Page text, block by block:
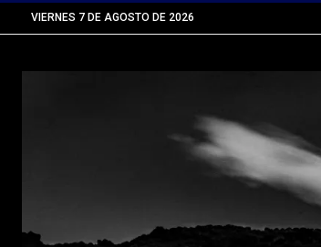
VIERNES 7 DE AGOSTO DE 2026